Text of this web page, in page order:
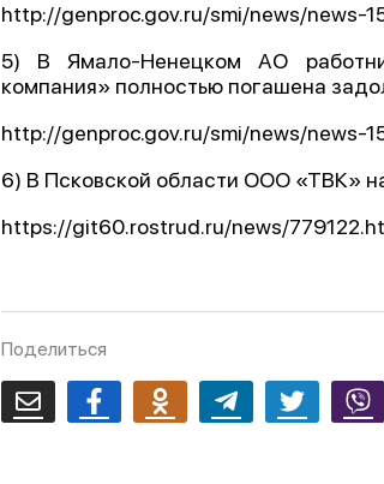
http://genproc.gov.ru/smi/news/news-
5) В Ямало-Ненецком АО
компания» полностью погашена
http://genproc.gov.ru/smi/news/news-
6) В Псковской области ООО «ТВК»
https://git60.rostrud.ru/news/
Поделиться
Email FacebookOdnoklassnikiTelegram Twitter